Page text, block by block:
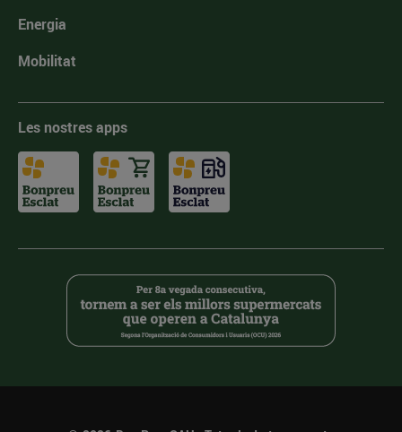
Energia
Mobilitat
Les nostres apps